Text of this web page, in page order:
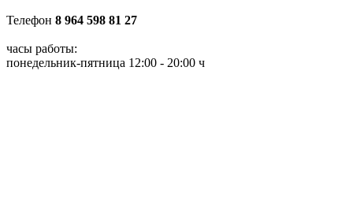
Телефон 8 964 598 81 27
часы работы:
понедельник-пятница 12:00 - 20:00 ч